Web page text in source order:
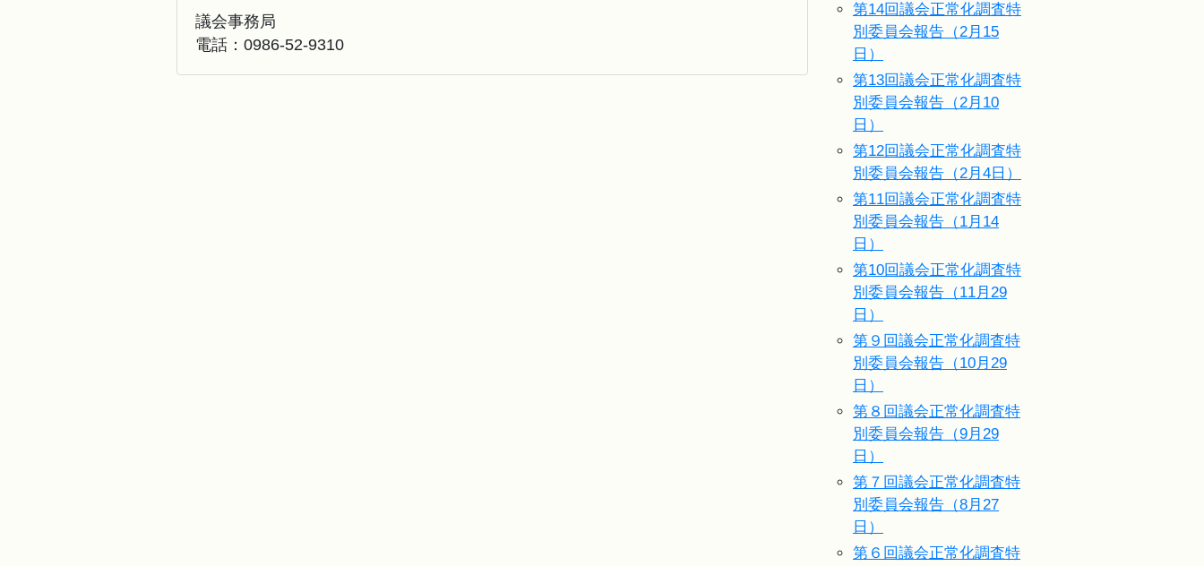
議会事務局
電話： 0986-52-9310
第14回議会正常化調査特
別委員会報告（2月15
日）
第13回議会正常化調査特
別委員会報告（2月10
日）
第12回議会正常化調査特
別委員会報告（2月4日）
第11回議会正常化調査特
別委員会報告（1月14
日）
第10回議会正常化調査特
別委員会報告（11月29
日）
第９回議会正常化調査特
別委員会報告（10月29
日）
第８回議会正常化調査特
別委員会報告（9月29
日）
第７回議会正常化調査特
別委員会報告（8月27
日）
第６回議会正常化調査特